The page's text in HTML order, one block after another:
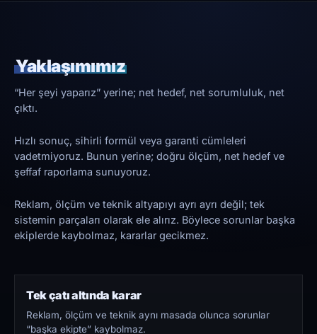
Yaklaşımımız
“Her şeyi yaparız” yerine; net hedef, net sorumluluk, net
çıktı.
Hızlı sonuç, sihirli formül veya garanti cümleleri
vadetmiyoruz. Bunun yerine; doğru ölçüm, net hedef ve
şeffaf raporlama sunuyoruz.
Reklam, ölçüm ve teknik altyapıyı ayrı ayrı değil; tek
sistemin parçaları olarak ele alırız. Böylece sorunlar başka
ekiplerde kaybolmaz, kararlar gecikmez.
Tek çatı altında karar
Reklam, ölçüm ve teknik aynı masada olunca sorunlar
“başka ekipte” kaybolmaz.